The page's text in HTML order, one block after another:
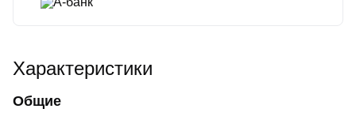
Характеристики
Общие